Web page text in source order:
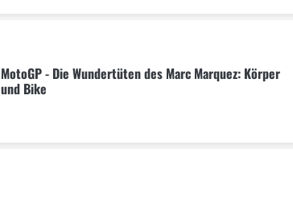
MotoGP - Die Wundertüten des Marc Marquez: Körper
und Bike